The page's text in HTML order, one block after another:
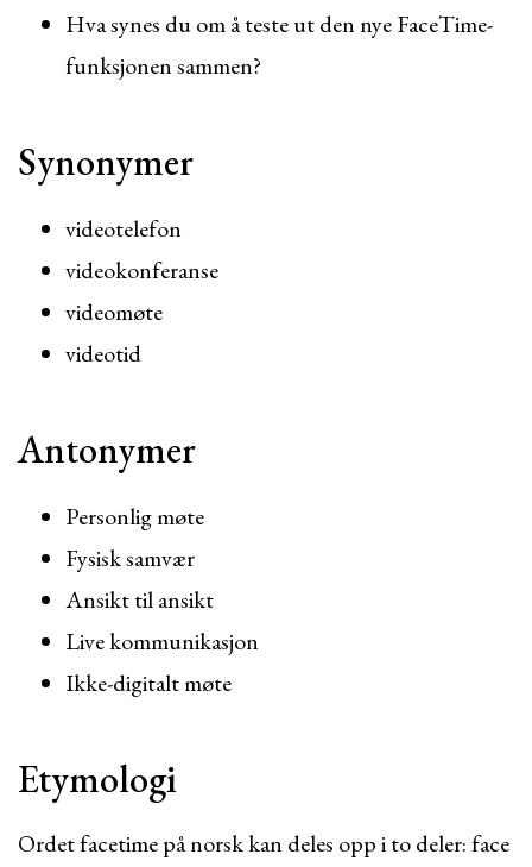
Hva synes du om å teste ut den nye FaceTime-
funksjonen sammen?
Synonymer
videotelefon
videokonferanse
videomøte
videotid
Antonymer
Personlig møte
Fysisk samvær
Ansikt til ansikt
Live kommunikasjon
Ikke-digitalt møte
Etymologi
Ordet facetime på norsk kan deles opp i to deler: face